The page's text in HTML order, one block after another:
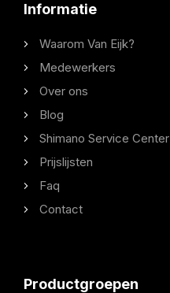
Informatie
Waarom Van Eijk?
Medewerkers
Over ons
Blog
Shimano Service Center
Prijslijsten
Faq
Contact
Productgroepen